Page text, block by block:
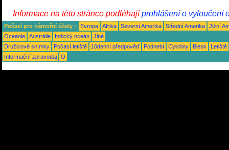
Informace na této stránce podléhajíprohlášení o vyloučení
Počasí pro námořní účely : Evropa Afrika Severní Amerika Střední Amerika
Jižní
Oceánie
Austrálie Indický oceán
Jiné
Družicové snímky
Počasí letiště 10denní předpověď Podnebí Cyklóny Blesk
Letiště
Informační zpravodaj
O